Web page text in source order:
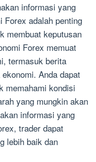
informasi yang
Forex adalah penting
membuat keputusan
Forex memuat
termasuk berita
Anda dapat
memahami kondisi
yang mungkin akan
informasi yang
trader dapat
lebih baik dan